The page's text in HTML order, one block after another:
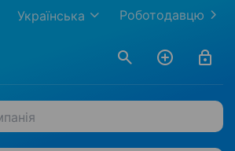
Роботодавцю
Українська